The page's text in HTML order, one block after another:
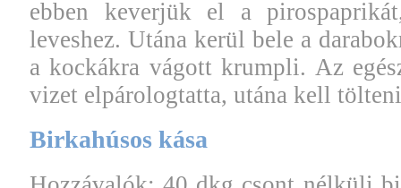
ebben keverjük el a
leveshez. Utána kerül bele a
a kockákra vágott krumpli. Az
vizet elpárologtatta, utána kell
Birkahúsos kása